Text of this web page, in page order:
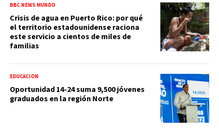
BBC NEWS MUNDO
Crisis de agua en Puerto Rico: por qué
el territorio estadounidense raciona
este servicio a cientos de miles de
familias
EDUCACIÓN
Oportunidad 14-24 suma 9,500 jóvenes
graduados en la región Norte